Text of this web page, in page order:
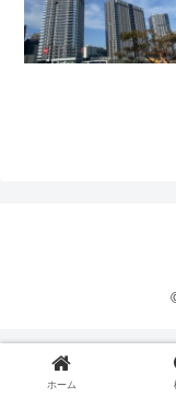
ホーム